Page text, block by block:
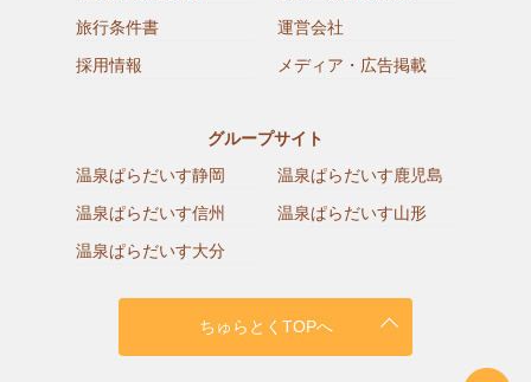
旅行条件書
運営会社
採用情報
メディア・広告掲載
グループサイト
温泉ぱらだいす静岡
温泉ぱらだいす鹿児島
温泉ぱらだいす信州
温泉ぱらだいす山形
温泉ぱらだいす大分
ちゅらとくTOPへ